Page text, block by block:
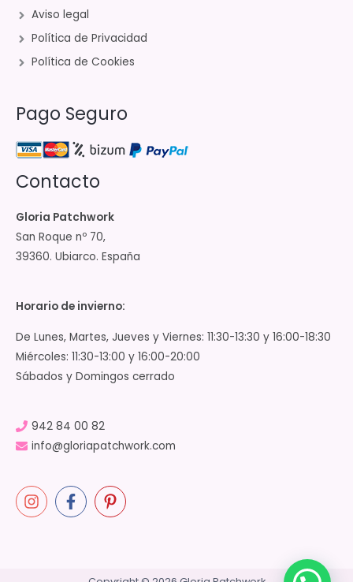
Aviso legal
Política de Privacidad
Política de Cookies
Pago Seguro
Contacto
Gloria Patchwork
San Roque nº 70,
39360. Ubiarco. España
Horario de invierno:
De Lunes, Martes, Jueves y Viernes: 11:30-13:30 y 16:00-18:30
Miércoles: 11:30-13:00 y 16:00-20:00
Sábados y Domingos cerrado
942 84 00 82
info@gloriapatchwork.com